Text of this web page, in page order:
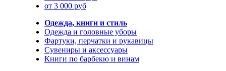
от 3 000 руб
Одежда, книги и стиль
Одежда и головные уборы
Фартуки, перчатки и рукавицы
Сувениры и аксессуары
Книги по барбекю и винам